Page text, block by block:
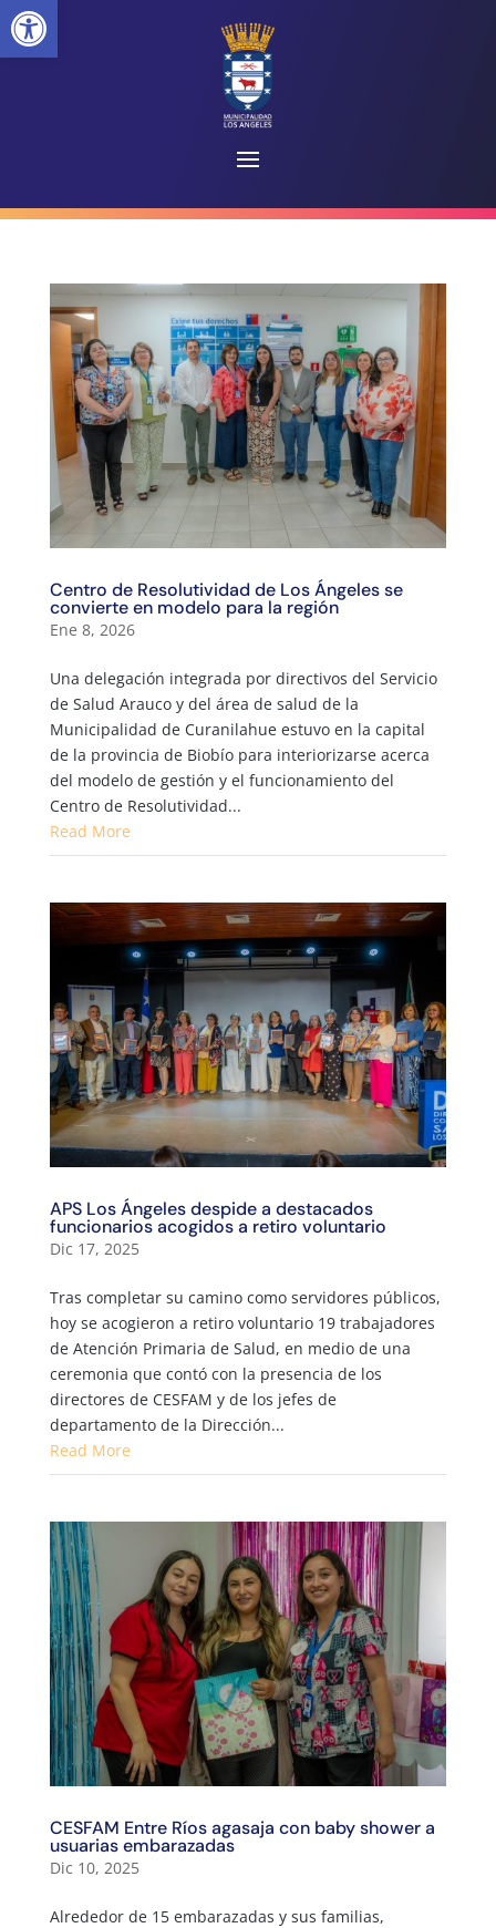
Centro de Resolutividad de Los Ángeles se
convierte en modelo para la región
Ene 8, 2026
Una delegación integrada por directivos del Servicio
de Salud Arauco y del área de salud de la
Municipalidad de Curanilahue estuvo en la capital
de la provincia de Biobío para interiorizarse acerca
del modelo de gestión y el funcionamiento del
Centro de Resolutividad...
Read More
APS Los Ángeles despide a destacados
funcionarios acogidos a retiro voluntario
Dic 17, 2025
Tras completar su camino como servidores públicos,
hoy se acogieron a retiro voluntario 19 trabajadores
de Atención Primaria de Salud, en medio de una
ceremonia que contó con la presencia de los
directores de CESFAM y de los jefes de
departamento de la Dirección...
Read More
CESFAM Entre Ríos agasaja con baby shower a
usuarias embarazadas
Dic 10, 2025
Alrededor de 15 embarazadas y sus familias,